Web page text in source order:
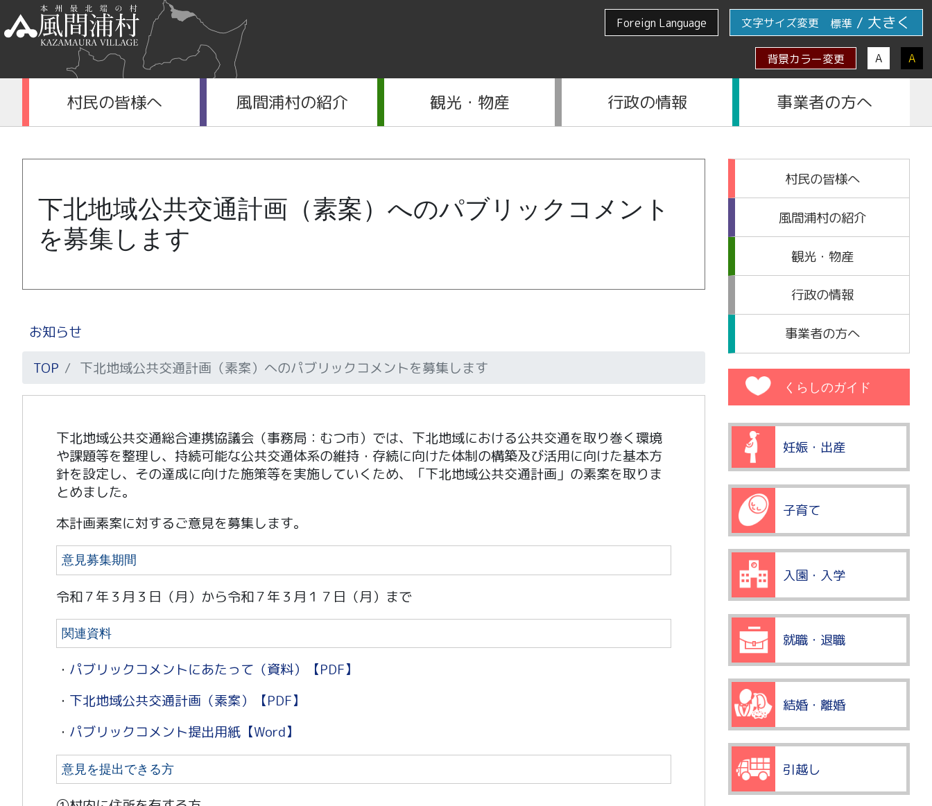
Foreign Language 文字サイズ変更 標準 / 大きく
背景カラー変更 A A
村民の皆様へ 風間浦村の紹介 観光・物産 行政の情報 事業者の方へ
下北地域公共交通計画（素案）へのパブリックコメント
を募集します
お知らせ
TOP
下北地域公共交通計画（素案）へのパブリックコメントを募集します
下北地域公共交通総合連携協議会（事務局：むつ市）では、下北地域における公共交通を取り巻く環境
や課題等を整理し、持続可能な公共交通体系の維持・存続に向けた体制の構築及び活用に向けた基本方
針を設定し、その達成に向けた施策等を実施していくため、「下北地域公共交通計画」の素案を取りま
とめました。
本計画素案に対するご意見を募集します。
意見募集期間
令和７年３月３日（月）から令和７年３月１７日（月）まで
関連資料
・ パブリックコメントにあたって（資料）【PDF】
・ 下北地域公共交通計画（素案）【PDF】
・ パブリックコメント提出用紙【Word】
意見を提出できる方
村民の皆様へ
風間浦村の紹介
観光・物産
行政の情報
事業者の方へ
くらしのガイド
妊娠・出産
子育て
入園・入学
就職・退職
結婚・離婚
引越し